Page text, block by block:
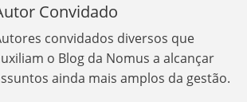
Convidado
convidados diversos que
o Blog da Nomus a alcançar
ainda mais amplos da gestão.